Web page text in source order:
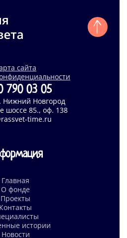
сайта
790 03 05
Нижний Новгород
шоссе 85., оф. 138
time.ru
Главная
О фонде
Проекты
Контакты
истории
Новости